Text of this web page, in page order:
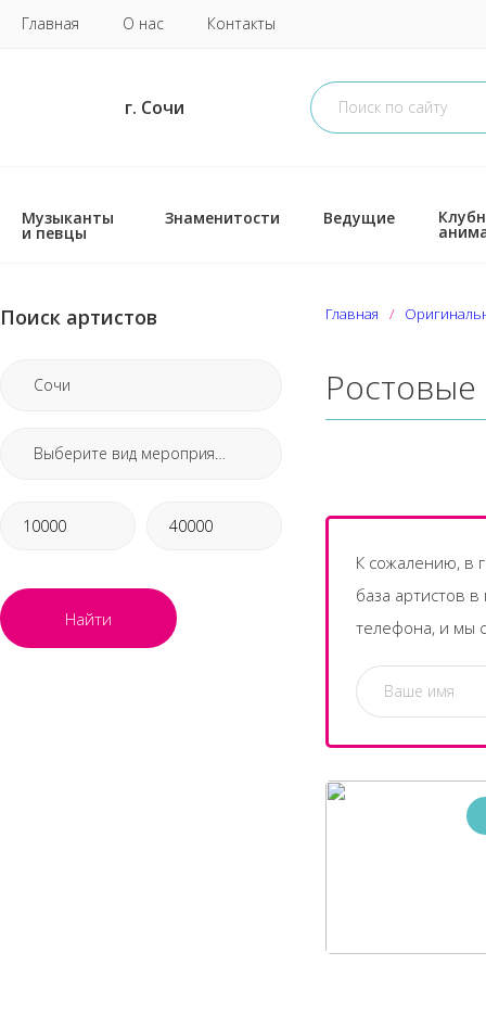
Главная О нас Контакты
г. Сочи
Музыканты
и певцы
Знаменитости Ведущие
Поиск артистов
Сочи
Выберите вид мероприятия
Найти
Главная
Ростовые
К сожалению, в
база артистов
телефона, и мы